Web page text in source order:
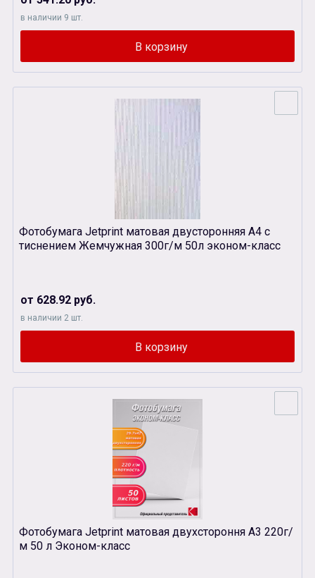
в наличии 9 шт.
Фотобумага Jetprint матовая двусторонняя А4 с
тиснением Жемчужная 300г/м 50л эконом-класс
от 628.92 руб.
в наличии 2 шт.
Фотобумага Jetprint матовая двухстороння А3 220г/
м 50 л Эконом-класс